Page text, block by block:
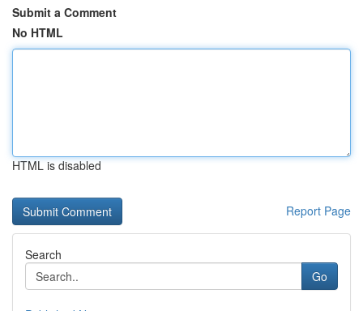
Submit a Comment
No HTML
HTML is disabled
Report Page
Search
Go